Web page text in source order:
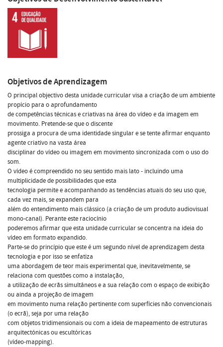
Objetivos de Aprendizagem
O principal objectivo desta unidade curricular visa a criação de um ambiente
propício para o aprofundamento
de competências técnicas e criativas na área do vídeo e da imagem em
movimento. Pretende-se que o discente
prossiga a procura de uma identidade singular e se tente afirmar enquanto
agente criativo na vasta área
disciplinar do vídeo ou imagem em movimento sincronizada com o uso do
som.
O vídeo é compreendido no seu sentido mais lato - incluindo uma
multiplicidade de possibilidades que esta
tecnologia permite e acompanhando as tendências atuais do seu uso que,
cada vez mais, se expandem para
além do entendimento mais clássico (a criação de um produto audiovisual
mono-canal). Perante este raciocínio
poderemos afirmar que esta unidade curricular se concentra na ideia do
vídeo em formato expandido.
Parte-se do princípio que este é um segundo nível de aprendizagem desta
tecnologia e por isso se enfatiza
uma abordagem de teor mais experimental que, inevitavelmente, se
relaciona com questões como a instalação,
a utilização de ecrãs simultâneos e a sua relação com o espaço de exibição
ou ainda a projeção de imagem
em movimento numa relação pertinente com superfícies não convencionais
(o ecrã), seja por uma relação
com objetos tridimensionais ou com a ideia de mapeamento de estruturas
arquitectónicas ou escultóricas
(vídeo-mapping).